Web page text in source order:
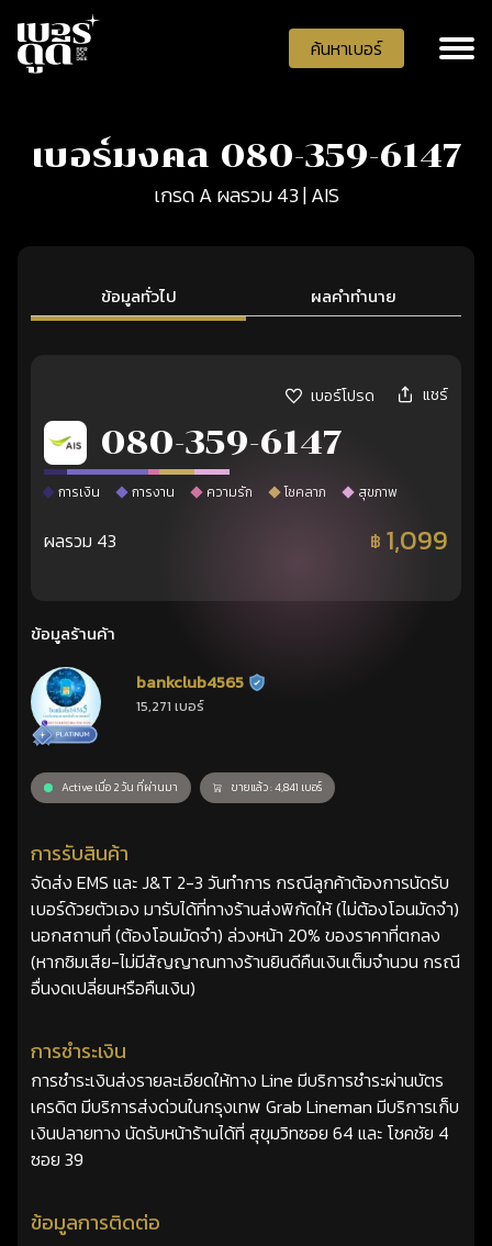
ค้นหาเบอร์
เบอร์มงคล 080-359-6147
เกรด A ผลรวม 43 | AIS
ข้อมูลทั่วไป ผลคำทำนาย
เบอร์โปรด แชร์
080-359-6147
การเงิน การงาน ความรัก โชคลาภ สุขภาพ
ผลรวม 43 ฿ 1,099
ข้อมูลร้านค้า
bankclub4565 ร้านยืนยันแล้ว
15,271 เบอร์
Active เมื่อ 2 วัน ที่ผ่านมา ขายแล้ว : 4,841 เบอร์
การรับสินค้า
จัดส่ง EMS และ J&T 2-3 วันทำการ กรณีลูกค้าต้องการนัดรับ
เบอร์ด้วยตัวเอง มารับได้ที่ทางร้านส่งพิกัดให้ (ไม่ต้องโอนมัดจำ)
นอกสถานที่ (ต้องโอนมัดจำ) ล่วงหน้า 20% ของราคาที่ตกลง
(หากซิมเสีย-ไม่มีสัญญาณทางร้านยินดีคืนเงินเต็มจำนวน กรณี
อื่นงดเปลี่ยนหรือคืนเงิน)
การชำระเงิน
การชำระเงินส่งรายละเอียดให้ทาง Line มีบริการชำระผ่านบัตร
เครดิต มีบริการส่งด่วนในกรุงเทพ Grab Lineman มีบริการเก็บ
เงินปลายทาง นัดรับหน้าร้านได้ที่ สุขุมวิทซอย 64 และ โชคชัย 4
ซอย 39
ข้อมูลการติดต่อ